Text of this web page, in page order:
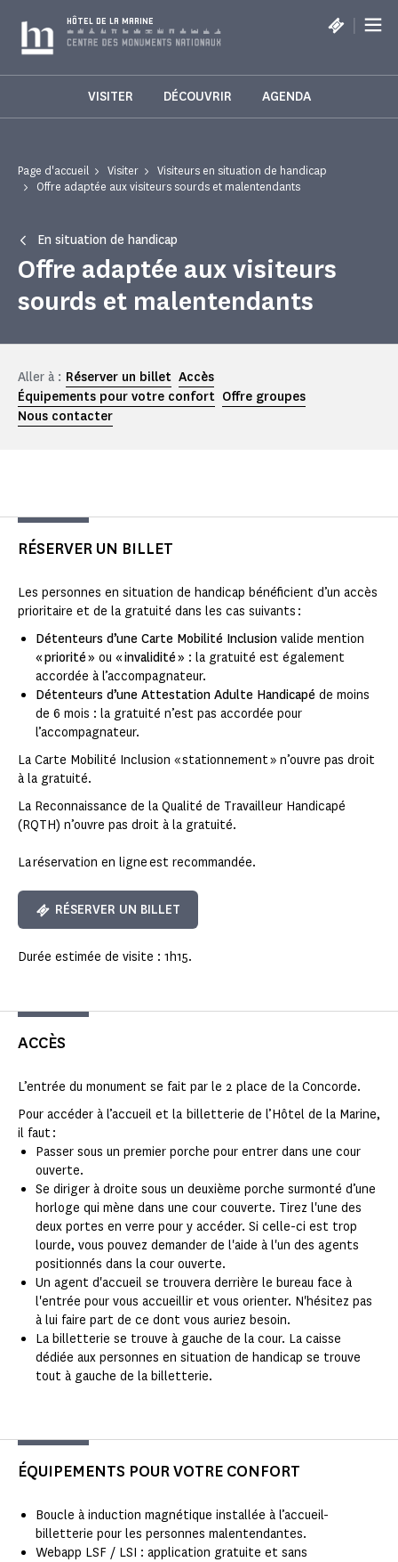
HÔTEL DE LA MARINE |
VISITER DÉCOUVRIR AGENDA
Page d'accueil Visiter
Visiteurs en situation de handicap
Offre adaptée aux visiteurs sourds et malentendants
En situation de handicap
Offre adaptée aux visiteurs
sourds et malentendants
Aller à : Réserver un billet Accès
Équipements pour votre confort Offre groupes
Nous contacter
RÉSERVER UN BILLET
Les personnes en situation de handicap bénéficient d’un accès
prioritaire et de la gratuité dans les cas suivants :
Détenteurs d’une Carte Mobilité Inclusion valide mention
« priorité » ou « invalidité » : la gratuité est également
accordée à l’accompagnateur.
Détenteurs d’une Attestation Adulte Handicapé de moins
de 6 mois : la gratuité n’est pas accordée pour
l’accompagnateur.
La Carte Mobilité Inclusion « stationnement » n’ouvre pas droit
à la gratuité.
La Reconnaissance de la Qualité de Travailleur Handicapé
(RQTH) n’ouvre pas droit à la gratuité.
La réservation en ligne est recommandée.
RÉSERVER UN BILLET
Durée estimée de visite : 1h15.
ACCÈS
L’entrée du monument se fait par le 2 place de la Concorde.
Pour accéder à l’accueil et la billetterie de l’Hôtel de la Marine,
il faut :
Passer sous un premier porche pour entrer dans une cour
ouverte.
Se diriger à droite sous un deuxième porche surmonté d’une
horloge qui mène dans une cour couverte. Tirez l'une des
deux portes en verre pour y accéder. Si celle-ci est trop
lourde, vous pouvez demander de l'aide à l'un des agents
positionnés dans la cour ouverte.
Un agent d'accueil se trouvera derrière le bureau face à
l'entrée pour vous accueillir et vous orienter. N'hésitez pas
à lui faire part de ce dont vous auriez besoin.
La billetterie se trouve à gauche de la cour. La caisse
dédiée aux personnes en situation de handicap se trouve
tout à gauche de la billetterie.
ÉQUIPEMENTS POUR VOTRE CONFORT
Boucle à induction magnétique installée à l’accueil-
billetterie pour les personnes malentendantes.
Webapp LSF / LSI : application gratuite et sans